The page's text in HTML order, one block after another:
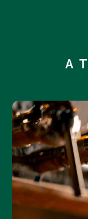
A